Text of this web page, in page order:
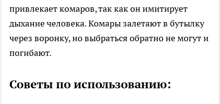
привлекает комаров, так как он имитирует
дыхание человека. Комары залетают в бутылку
через воронку, но выбраться обратно не могут и
погибают.
Советы по использованию: